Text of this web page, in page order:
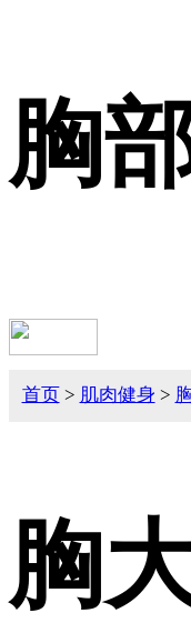
胸
首页 > 肌肉健身 >
胸